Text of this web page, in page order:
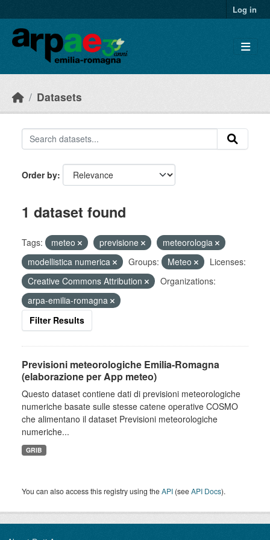
Log in
Datasets
Order by
1 dataset found
Tags: meteo previsione
meteorologia
modellistica numerica
Groups: Meteo
Licenses:
Creative Commons Attribution
Organizations:
arpa-emilia-romagna
Filter Results
Previsioni meteorologiche Emilia-Romagna
(elaborazione per App meteo)
Questo dataset contiene dati di previsioni meteorologiche
numeriche basate sulle stesse catene operative COSMO
che alimentano il dataset Previsioni meteorologiche
numeriche...
GRIB
You can also access this registry using theAPI (seeAPI Docs).